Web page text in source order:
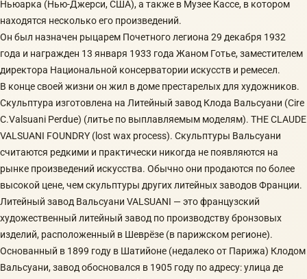
Ньюарка (Нью-Джерси, США), а также в Музее Кассе, в котором
находятся несколько его произведений.
Он был назначен рыцарем Почетного легиона 29 декабря 1932
года и награжден 13 января 1933 года Жаном Готье, заместителем
директора Национальной консерватории искусств и ремесел.
В конце своей жизни он жил в доме престарелых для художников.
Скульптура изготовлена на Литейный завод Клода Вальсуани (Cire
C.Valsuani Perdue) (литье по выплавляемым моделям). THE CLAUDE
VALSUANI FOUNDRY (lost wax process). Скульптуры Вальсуани
считаются редкими и практически никогда не появляются на
рынке произведений искусства. Обычно они продаются по более
высокой цене, чем скульптуры других литейных заводов Франции.
Литейный завод Вальсуани VALSUANI — это французский
художественный литейный завод по производству бронзовых
изделий, расположенный в Шеврёзе (в парижском регионе).
Основанный в 1899 году в Шатийоне (недалеко от Парижа) Клодом
Вальсуани, завод обосновался в 1905 году по адресу: улица де